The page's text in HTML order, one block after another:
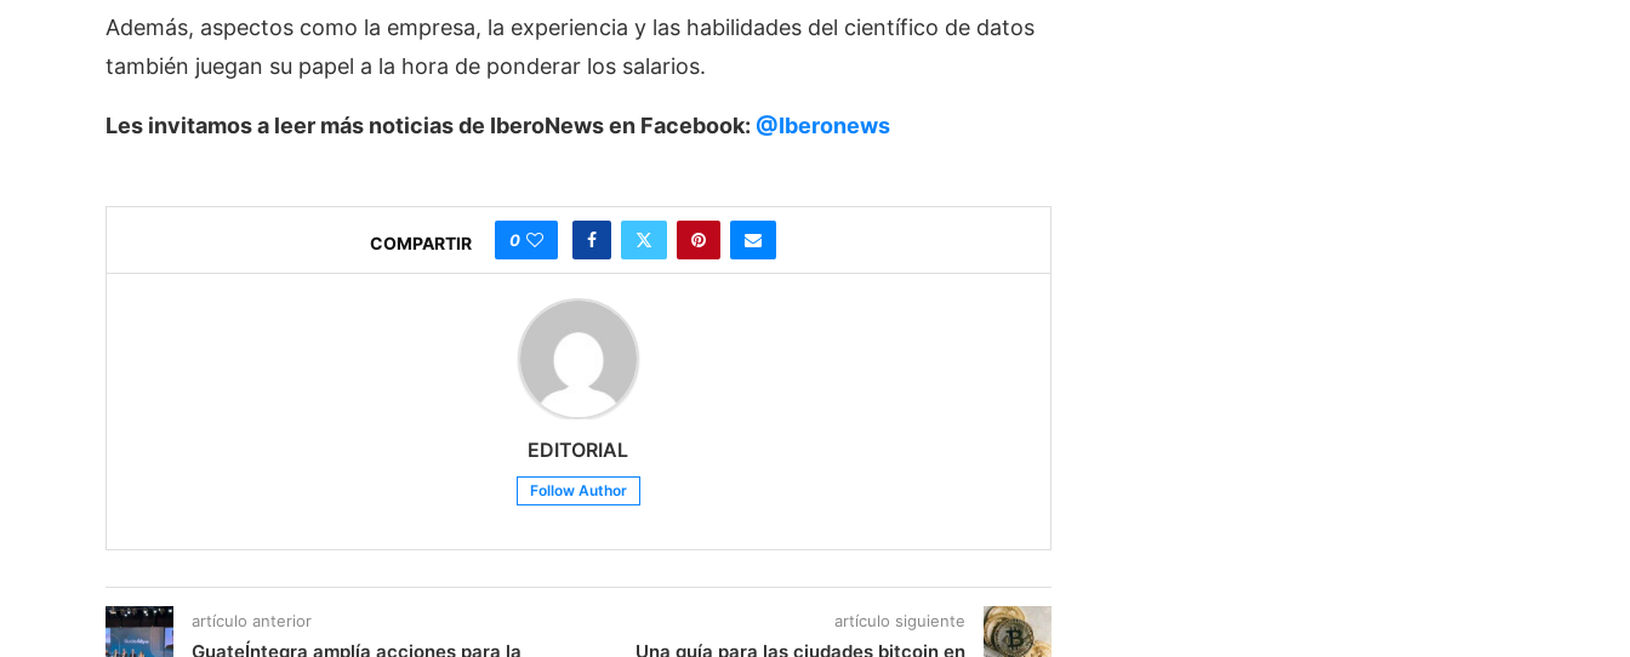
Además, aspectos como la empresa, la experiencia y las habilidades del científico de datos
también juegan su papel a la hora de ponderar los salarios.
Les invitamos a leer más noticias de IberoNews en Facebook: @Iberonews
COMPARTIR 0
EDITORIAL
Follow Author
artículo anterior
GuateÍntegra amplía acciones para la
artículo siguiente
Una guía para las ciudades bitcoin en